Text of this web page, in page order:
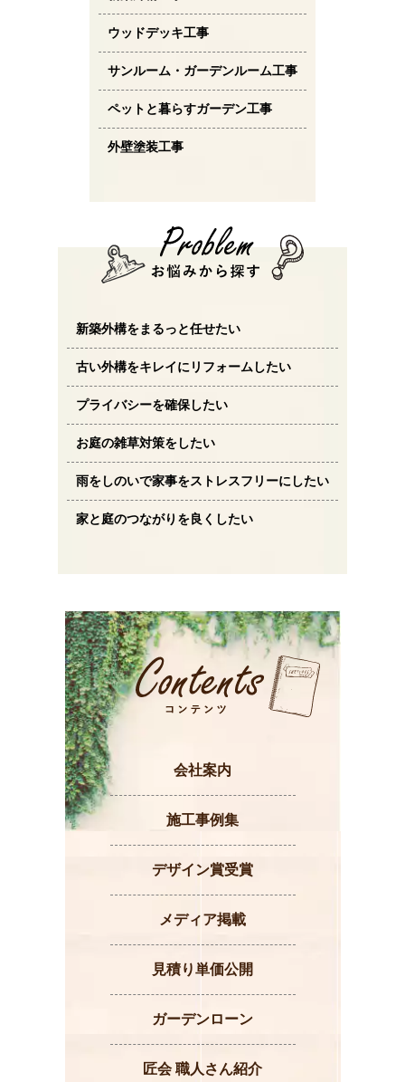
ウッドデッキ工事
サンルーム・ガーデンルーム工事
ペットと暮らすガーデン工事
外壁塗装工事
新築外構をまるっと任せたい
古い外構をキレイにリフォームしたい
プライバシーを確保したい
お庭の雑草対策をしたい
雨をしのいで家事をストレスフリーにしたい
家と庭のつながりを良くしたい
会社案内
施工事例集
デザイン賞受賞
メディア掲載
見積り単価公開
ガーデンローン
匠会 職人さん紹介